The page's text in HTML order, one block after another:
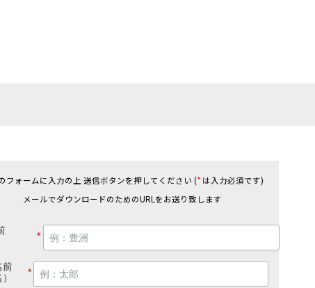
フォームに入力の上 送信ボタンを押してください (* は入力必須です)
メールでダウンロードのためのURLをお送り致します
*
*
前